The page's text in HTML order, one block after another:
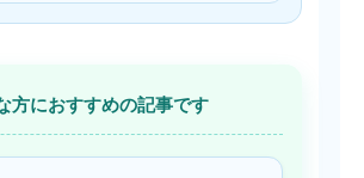
方におすすめの記事です